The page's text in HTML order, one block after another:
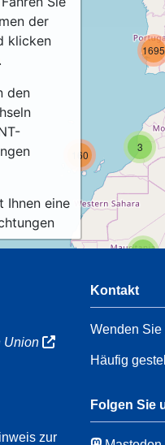
der
klicken
den
Ihnen eine
3
2
160
1695
Union
zur
Kontakt
Wenden
Häufig
Folgen Sie